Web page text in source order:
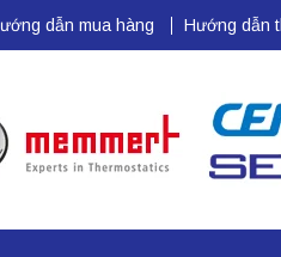
dẫn mua hàng Hướng dẫn